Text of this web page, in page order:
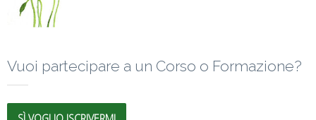
Vuoi partecipare a un Corso o Formazione?